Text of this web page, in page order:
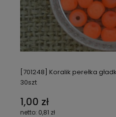
[701248] Koralik perełka
30szt
1,00 zł
0,81 zł